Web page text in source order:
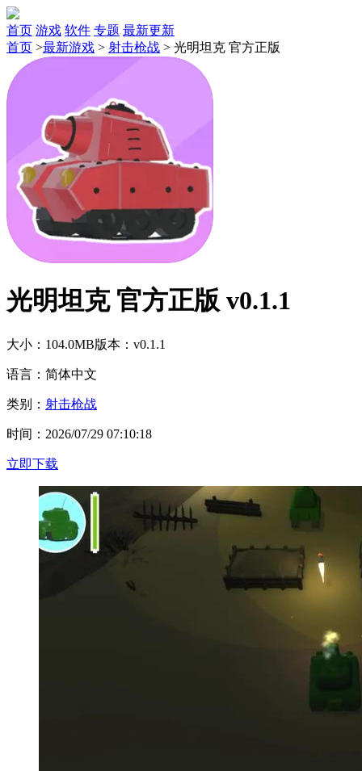
首页 游戏 软件 专题 最新更新
首页 >最新游戏 > 射击枪战 > 光明坦克 官方正版
光明坦克 官方正版 v0.1.1
大小：104.0MB版本：v0.1.1
语言：简体中文
类别： 射击枪战
时间：2026/07/29 07:10:18
立即下载